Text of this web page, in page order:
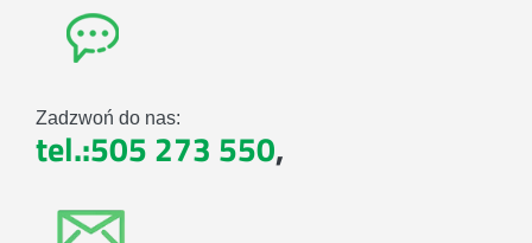
Zadzwoń do nas:
tel.:505 273 550,